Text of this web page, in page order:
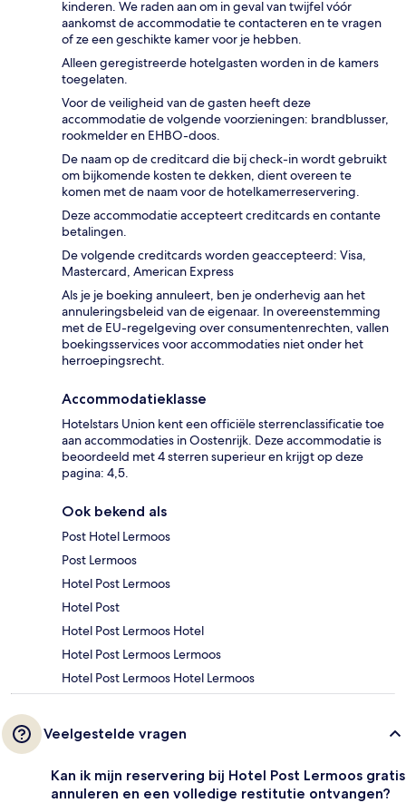
kinderen. We raden aan om in geval van twijfel vóór
aankomst de accommodatie te contacteren en te vragen
of ze een geschikte kamer voor je hebben.
Alleen geregistreerde hotelgasten worden in de kamers
toegelaten.
Voor de veiligheid van de gasten heeft deze
accommodatie de volgende voorzieningen: brandblusser,
rookmelder en EHBO-doos.
De naam op de creditcard die bij check-in wordt gebruikt
om bijkomende kosten te dekken, dient overeen te
komen met de naam voor de hotelkamerreservering.
Deze accommodatie accepteert creditcards en contante
betalingen.
De volgende creditcards worden geaccepteerd: Visa,
Mastercard, American Express
Als je je boeking annuleert, ben je onderhevig aan het
annuleringsbeleid van de eigenaar. In overeenstemming
met de EU-regelgeving over consumentenrechten, vallen
boekingsservices voor accommodaties niet onder het
herroepingsrecht.
Accommodatieklasse
Hotelstars Union kent een officiële sterrenclassificatie toe
aan accommodaties in Oostenrijk. Deze accommodatie is
beoordeeld met 4 sterren superieur en krijgt op deze
pagina: 4,5.
Ook bekend als
Post Hotel Lermoos
Post Lermoos
Hotel Post Lermoos
Hotel Post
Hotel Post Lermoos Hotel
Hotel Post Lermoos Lermoos
Hotel Post Lermoos Hotel Lermoos
Veelgestelde vragen
Kan ik mijn reservering bij Hotel Post Lermoos gratis
annuleren en een volledige restitutie ontvangen?